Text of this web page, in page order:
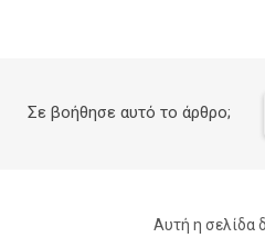
Σε βοήθησε αυτό το άρθρο;
Αυτή η σελίδα